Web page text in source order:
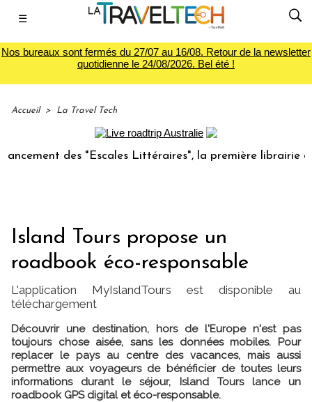
☰
Nos bureaux sont fermés du 27/07 au 16/08. Retour de la newsletter
quotidienne le 24/08/2026. Bel été !
Accueil > La Travel Tech
des "Escales Littéraires", la première librairie du
Island Tours propose un
roadbook éco-responsable
L'application MyIslandTours est disponible au
téléchargement
Découvrir une destination, hors de l'Europe n'est pas
toujours chose aisée, sans les données mobiles. Pour
replacer le pays au centre des vacances, mais aussi
permettre aux voyageurs de bénéficier de toutes leurs
informations durant le séjour, Island Tours lance un
roadbook GPS digital et éco-responsable.